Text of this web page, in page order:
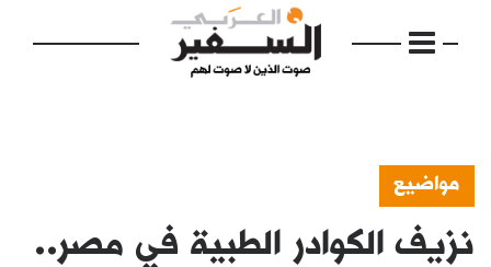
الرئيسية
مواضيع
نزيف الكوادر الطبية في مصر..